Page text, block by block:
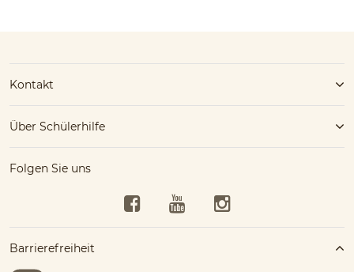
Kontakt
Über Schülerhilfe
Folgen Sie uns
FacebookYouTubeInstagram
Barrierefreiheit